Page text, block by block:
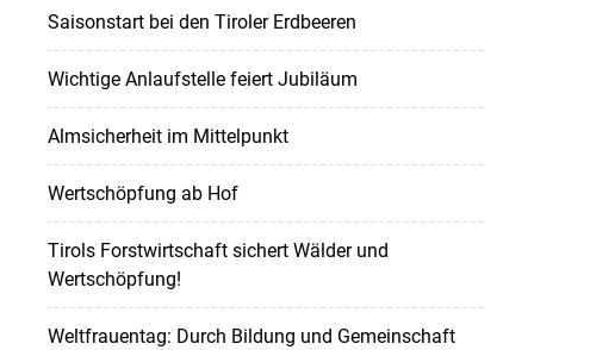
Saisonstart bei den Tiroler Erdbeeren
Wichtige Anlaufstelle feiert Jubiläum
Almsicherheit im Mittelpunkt
Wertschöpfung ab Hof
Tirols Forstwirtschaft sichert Wälder und
Wertschöpfung!
Weltfrauentag: Durch Bildung und Gemeinschaft